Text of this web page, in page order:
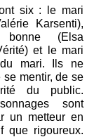
six : le mari
Karsenti),
bonne (Elsa
et le mari
mari. Ils ne
mentir, de se
du public.
sont
un metteur en
que rigoureux.